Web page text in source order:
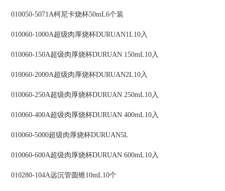
010050-5071A柯尼卡烧杯50mL6个装
010060-1000A超级肉厚烧杯DURUAN1L10入
010060-150A超级肉厚烧杯DURUAN 150mL10入
010060-2000A超级肉厚烧杯DURUAN2L10入
010060-250A超级肉厚烧杯DURUAN 250mL10入
010060-400A超级肉厚烧杯DURUAN 400mL10入
010060-5000超级肉厚烧杯DURUAN5L
010060-600A超级肉厚烧杯DURUAN 600mL10入
010280-104A远沉管圆锥10mL10个